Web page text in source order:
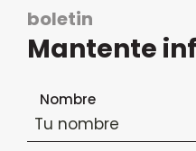
boletin
Mantente
Formulario de
Nombre